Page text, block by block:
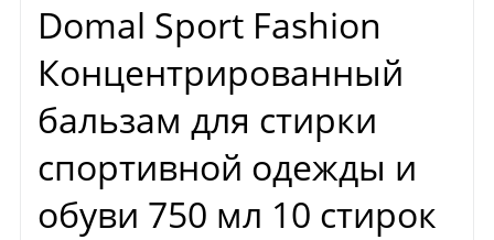
Domal Sport Fashion
Концентрированный
бальзам для стирки
спортивной одежды и
обуви 750 мл 10 стирок